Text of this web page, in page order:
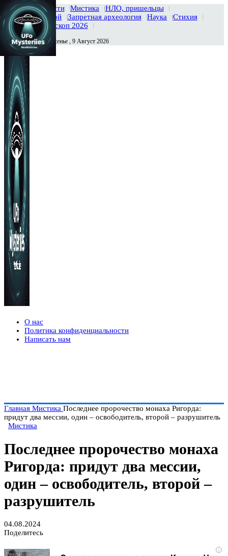
Главная Новости Мистика
НЛО, пришельцы
Тайны вселенной
Запретная археология Наука
Стихия
История
Гороскоп 2026
Сегодня Воскресенье , 9 Август 2026
О нас
Политика конфиденциальности
Написать нам
Главная Мистика Последнее пророчество монаха Ригорда:
придут два мессии, один – освободитель, второй – разрушитель
Мистика
Последнее пророчество монаха
Ригорда: придут два мессии,
один – освободитель, второй –
разрушитель
04.08.2024
Поделитесь
i